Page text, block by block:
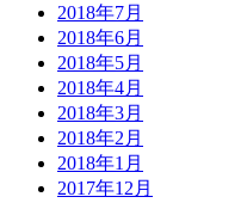
2018年7月
2018年6月
2018年5月
2018年4月
2018年3月
2018年2月
2018年1月
2017年12月